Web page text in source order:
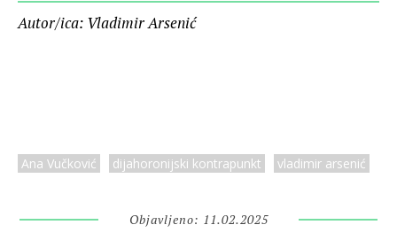
Autor/ica: Vladimir Arsenić
Ana Vučković dijahoronijski kontrapunkt vladimir arsenić
Objavljeno: 11.02.2025